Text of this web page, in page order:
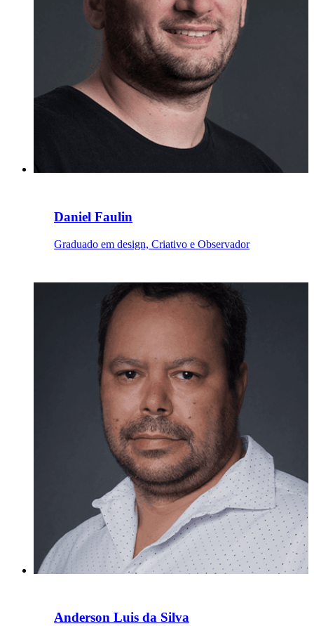
Daniel Faulin
Graduado em design, Criativo e Observador
Anderson Luis da Silva